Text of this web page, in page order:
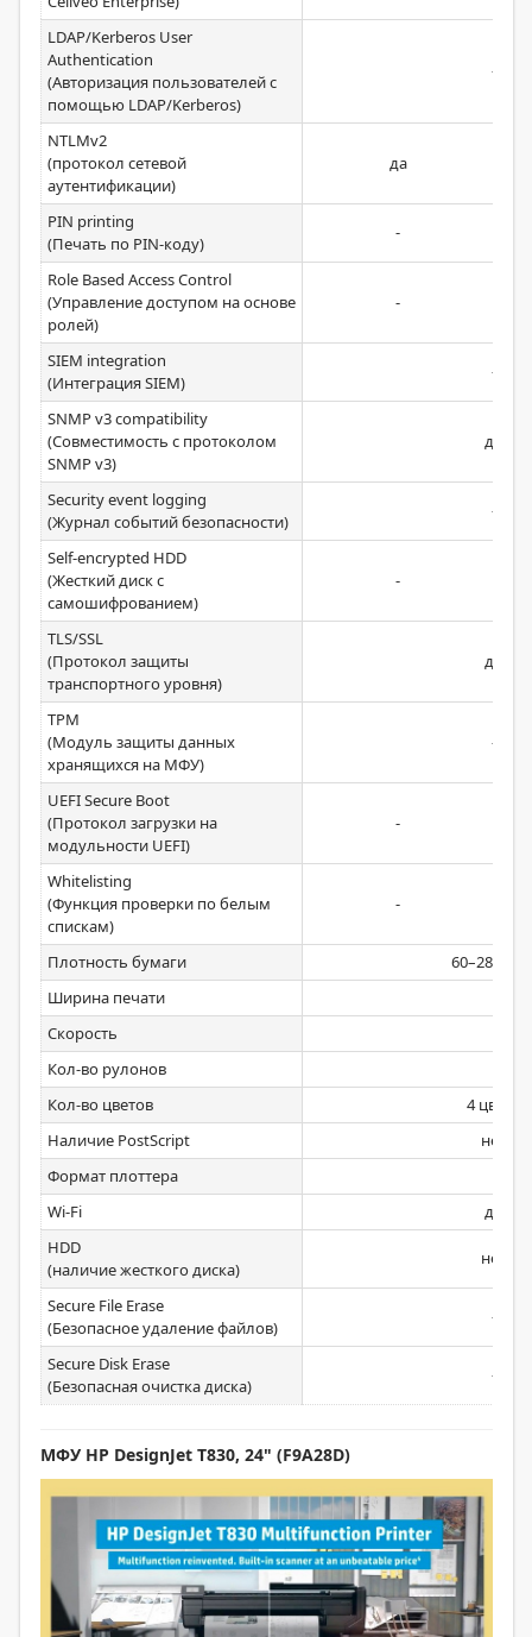
LDAP/Kerberos User
Authentication
(Авторизация пользователей с
помощью LDAP/Kerberos)
-
NTLMv2
(протокол сетевой
аутентификации)
да
PIN printing
(Печать по PIN-коду)
-
Role Based Access Control
(Управление доступом на основе
ролей)
-
SIEM integration
(Интеграция SIEM)
-
SNMP v3 compatibility
(Совместимость с протоколом
SNMP v3)
да
Security event logging
(Журнал событий безопасности)
-
Self-encrypted HDD
(Жесткий диск с
самошифрованием)
-
TLS/SSL
(Протокол защиты
транспортного уровня)
да
TPM
(Модуль защиты данных
хранящихся на МФУ)
-
UEFI Secure Boot
(Протокол загрузки на
модульности UEFI)
-
Whitelisting
(Функция проверки по белым
спискам)
-
Плотность бумаги 60–280 г/м
Ширина печати
Скорость
Кол-во рулонов
Кол-во цветов
4 цвета
Наличие PostScript
нет
Формат плоттера
Wi-Fi
да
HDD
(наличие жесткого диска)
нет
Secure File Erase
(Безопасное удаление файлов)
-
Secure Disk Erase
(Безопасная очистка диска)
-
МФУ HP DesignJet T830, 24" (F9A28D)